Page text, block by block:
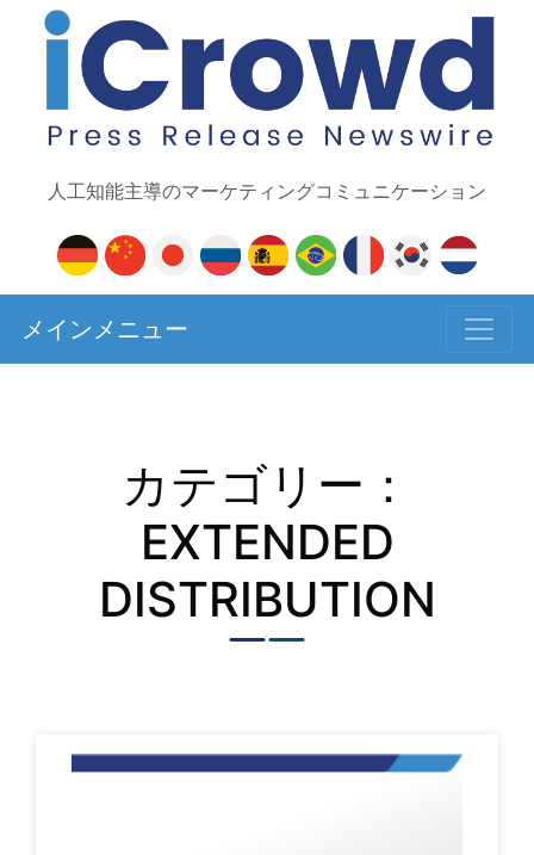
人工知能主導のマーケティングコミュニケーション
メインメニュー
カテゴリー：
EXTENDED
DISTRIBUTION